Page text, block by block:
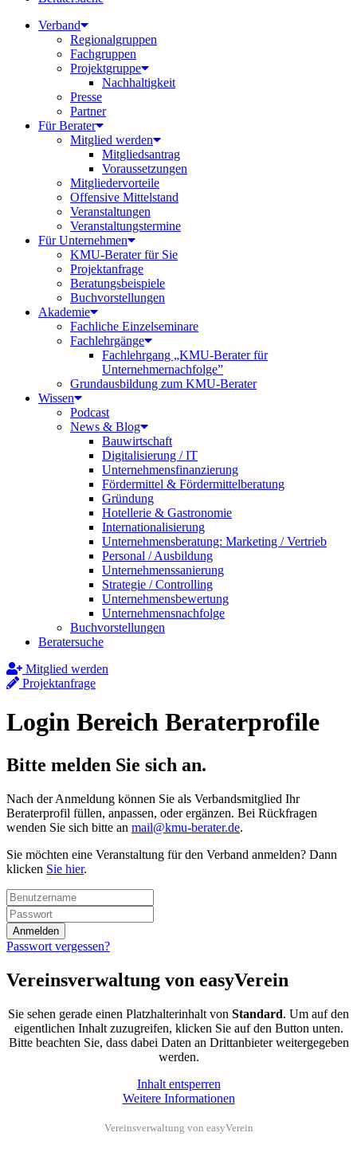
Verband
Regionalgruppen
Fachgruppen
Projektgruppe
Nachhaltigkeit
Presse
Partner
Für Berater
Mitglied werden
Mitgliedsantrag
Voraussetzungen
Mitgliedervorteile
Offensive Mittelstand
Veranstaltungen
Veranstaltungstermine
Für Unternehmen
KMU-Berater für Sie
Projektanfrage
Beratungsbeispiele
Buchvorstellungen
Akademie
Fachliche Einzelseminare
Fachlehrgänge
Fachlehrgang „KMU-Berater für
Unternehmernachfolge”
Grundausbildung zum KMU-Berater
Wissen
Podcast
News & Blog
Bauwirtschaft
Digitalisierung / IT
Unternehmensfinanzierung
Fördermittel & Fördermittelberatung
Gründung
Hotellerie & Gastronomie
Internationalisierung
Unternehmensberatung: Marketing / Vertrieb
Personal / Ausbildung
Unternehmenssanierung
Strategie / Controlling
Unternehmensbewertung
Unternehmensnachfolge
Buchvorstellungen
Beratersuche
Mitglied werden
Projektanfrage
Login Bereich Beraterprofile
Bitte melden Sie sich an.
Nach der Anmeldung können Sie als Verbandsmitglied Ihr
Beraterprofil füllen, anpassen, oder ergänzen. Bei Rückfragen
wenden Sie sich bitte an mail@kmu-berater.de.
Sie möchten eine Veranstaltung für den Verband anmelden? Dann
klicken Sie hier.
Passwort vergessen?
Vereinsverwaltung von easyVerein
Sie sehen gerade einen Platzhalterinhalt von Standard. Um auf den
eigentlichen Inhalt zuzugreifen, klicken Sie auf den Button unten.
Bitte beachten Sie, dass dabei Daten an Drittanbieter weitergegeben
werden.
Inhalt entsperren
Weitere Informationen
Vereinsverwaltung von easyVerein